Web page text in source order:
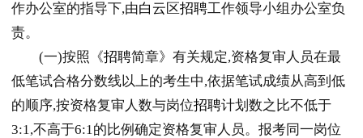
作办公室的指导下,由白云区招聘工作领导小组办公室负
责。
(一)按照《招聘简章》有关规定,资格复审人员在最
低笔试合格分数线以上的考生中,依据笔试成绩从高到低
的顺序,按资格复审人数与岗位招聘计划数之比不低于
3:1,不高于6:1的比例确定资格复审人员。报考同一岗位